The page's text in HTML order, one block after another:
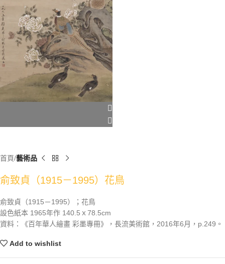
首頁 藝術品
俞致貞（1915－1995）花鳥
俞致貞（1915－1995）；花鳥
設色紙本 1965年作 140.5ｘ78.5cm
資料：《百年華人繪畫 彩墨專冊》，長流美術館，2016年6月，p.249。
Add to wishlist